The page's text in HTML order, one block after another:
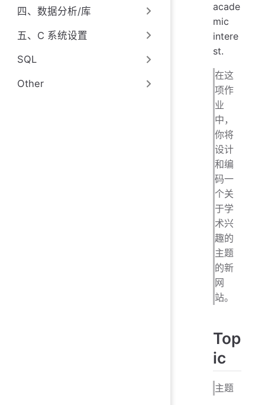
四、数据分析/库
五、C 系统设置
SQL
Other
acade
mic
intere
st.
在这
项作
业
中，
你将
设计
和编
码一
个关
于学
术兴
趣的
主题
的新
网
站。
Top
ic
主题